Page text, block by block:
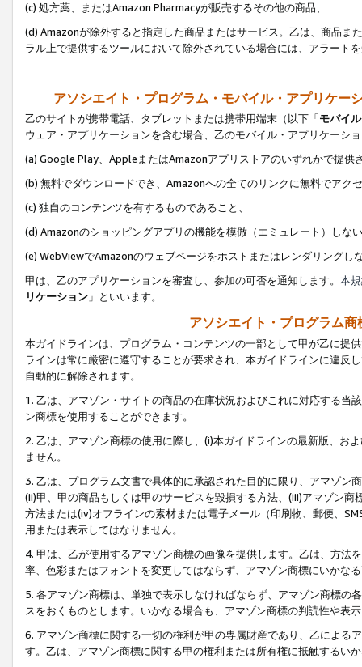
(c) 処方薬、またはAmazon Pharmacyが販売するその他の商品、
(d) Amazonが除外すると指定した商品またはサービス。乙は、商品ま
ラル上で提供するツールにおいて除外されている場合には、アラート
アソシエイト・プログラム・モバイル・アプリケー
乙のサイトが携帯電話、タブレットまたは携帯用端末（以下「モバイ
ウェア・アプリケーションを含む場合、乙のモバイル・アプリケーシ
(a) Google Play、AppleまたはAmazonアプリストアのいずれかで提供
(b) 無料でダウンロードでき、Amazonへの全てのリンクに無料でアク
(c) 独自のコンテンツを有するものであること、
(d) Amazonのショッピングアプリの機能を模倣（エミュレート）しな
(e) WebViewでAmazonのウェブページをホストまたはレンダリングし
甲は、乙のアプリケーションを審査し、参加の可否を通知します。 本
リケーション 」といいます。
アソシエイト・プログラム
本ガイドラインは、プログラム・コンテンツの一部として甲が乙に提
ラインは常に厳密に遵守することが要求され、本ガイドラインに違反
自動的に解除されます。
1. 乙は、アマゾン・サイトの商品の在庫状況およびこれに対応する
ン商標を使用することができます。
2. 乙は、アマゾン商標の使用に際し、(i)本ガイドラインの最新版、お
ません。
3. 乙は、プログラム文書で具体的に承認された目的に限り、アマゾン
(ii)甲、甲の商品もしくは甲のサービスを毀損する方法、(iii)アマゾン
方法または(iv)オフラインの素材または電子メール（印刷物、郵便、
用または表示してはなりません。
4. 甲は、乙が使用するアマゾン商標の画像を提供します。乙は、方
率、色彩またはフォントを変更してはならず、アマゾン商標にいかな
5. 各アマゾン商標は、単独で表示しなければならず、アマゾン商標
スをおくものとします。いかなる場合も、アマゾン商標の判読性や表
6. アマゾン商標に関する一切の権利が甲の専属財産であり、乙による
す。乙は、アマゾン商標に関する甲の権利または所有権に抵触するい